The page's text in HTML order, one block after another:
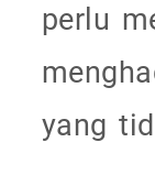
perlu
yang